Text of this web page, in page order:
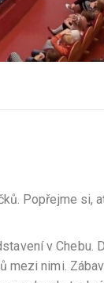
Popřejme si,
v Chebu.
nimi.